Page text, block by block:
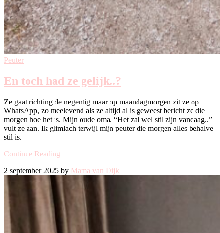
Peuter
En toch had ze gelijk..?
Ze gaat richting de negentig maar op maandagmorgen zit ze op
WhatsApp, zo meelevend als ze altijd al is geweest bericht ze die
morgen hoe het is. Mijn oude oma. “Het zal wel stil zijn vandaag..”
vult ze aan. Ik glimlach terwijl mijn peuter die morgen alles behalve
stil is.
Continue Reading
2 september 2025 by Mama van Dijk